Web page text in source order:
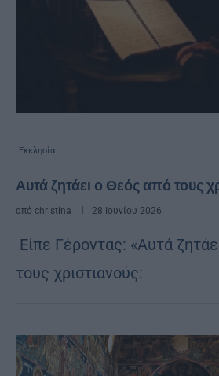
Εκκλησία
Αυτά ζητάει ο Θεός από τους
από christina 28 Ιουνίου 2026
Είπε Γέροντας: «Αυτά
τους χριστιανούς: